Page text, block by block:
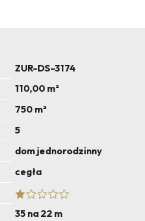
ZUR-DS-3174
110,00 m²
750 m²
5
dom jednorodzinny
cegła
35 na 22 m